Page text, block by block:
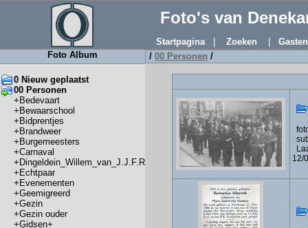
Foto's van
Startpagina| Zoeken
Foto Album
0 Nieuw geplaatst
00 Personen
+ Bedevaart
+ Bewaarschool
+ Bidprentjes
+ Brandweer
+ Burgemeesters
+Carnaval
+ Dingeldein_Willem_van_J.J.F.R
+ Echtpaar
+ Evenementen
+Geemigreerd
+Gezin
+Gezin ouder
+Gidsen+
/ 00 Personen /
12/